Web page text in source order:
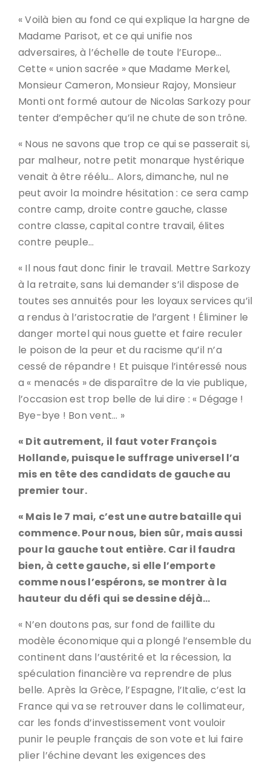
« Voilà bien au fond ce qui explique la hargne de
Madame Parisot, et ce qui unifie nos
adversaires, à l’échelle de toute l’Europe…
Cette « union sacrée » que Madame Merkel,
Monsieur Cameron, Monsieur Rajoy, Monsieur
Monti ont formé autour de Nicolas Sarkozy pour
tenter d’empêcher qu’il ne chute de son trône.
« Nous ne savons que trop ce qui se passerait si,
par malheur, notre petit monarque hystérique
venait à être réélu… Alors, dimanche, nul ne
peut avoir la moindre hésitation : ce sera camp
contre camp, droite contre gauche, classe
contre classe, capital contre travail, élites
contre peuple…
« Il nous faut donc finir le travail. Mettre Sarkozy
à la retraite, sans lui demander s’il dispose de
toutes ses annuités pour les loyaux services qu’il
a rendus à l’aristocratie de l’argent ! Éliminer le
danger mortel qui nous guette et faire reculer
le poison de la peur et du racisme qu’il n’a
cessé de répandre ! Et puisque l’intéressé nous
a « menacés » de disparaître de la vie publique,
l’occasion est trop belle de lui dire : « Dégage !
Bye-bye ! Bon vent… »
« Dit autrement, il faut voter François
Hollande, puisque le suffrage universel l’a
mis en tête des candidats de gauche au
premier tour.
« Mais le 7 mai, c’est une autre bataille qui
commence. Pour nous, bien sûr, mais aussi
pour la gauche tout entière. Car il faudra
bien, à cette gauche, si elle l’emporte
comme nous l’espérons, se montrer à la
hauteur du défi qui se dessine déjà…
« N’en doutons pas, sur fond de faillite du
modèle économique qui a plongé l’ensemble du
continent dans l’austérité et la récession, la
spéculation financière va reprendre de plus
belle. Après la Grèce, l’Espagne, l’Italie, c’est la
France qui va se retrouver dans le collimateur,
car les fonds d’investissement vont vouloir
punir le peuple français de son vote et lui faire
plier l’échine devant les exigences des